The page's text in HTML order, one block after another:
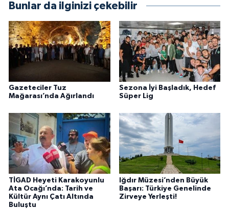
Bunlar da ilginizi çekebilir
Gazeteciler Tuz
Mağarası’nda Ağırlandı
Sezona İyi Başladık, Hedef
Süper Lig
TİGAD Heyeti Karakoyunlu
Ata Ocağı’nda: Tarih ve
Kültür Aynı Çatı Altında
Buluştu
Iğdır Müzesi’nden Büyük
Başarı: Türkiye Genelinde
Zirveye Yerleşti!